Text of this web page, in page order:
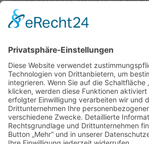
Kunden haben sich ebenfalls angesehen
Service Hotline
Shop Service
Informationen
* Alle Preise inkl. gesetzl. Mehrwertsteuer zzgl.
Nachnahmegebühren, wenn nicht